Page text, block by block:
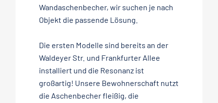
Wandaschenbecher, wir suchen je nach
Objekt die passende Lösung.
Die ersten Modelle sind bereits an der
Waldeyer Str. und Frankfurter Allee
installiert und die Resonanz ist
großartig! Unsere Bewohnerschaft nutzt
die Aschenbecher fleißig, die